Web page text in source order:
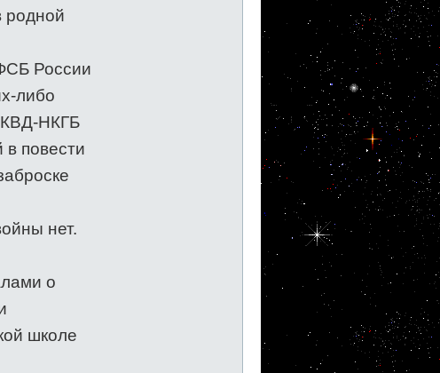
родной
России
либо
НКГБ
в повести
нет.
о
школе